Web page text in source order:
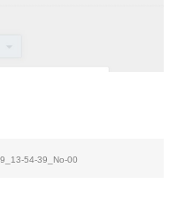
54-39_No-00